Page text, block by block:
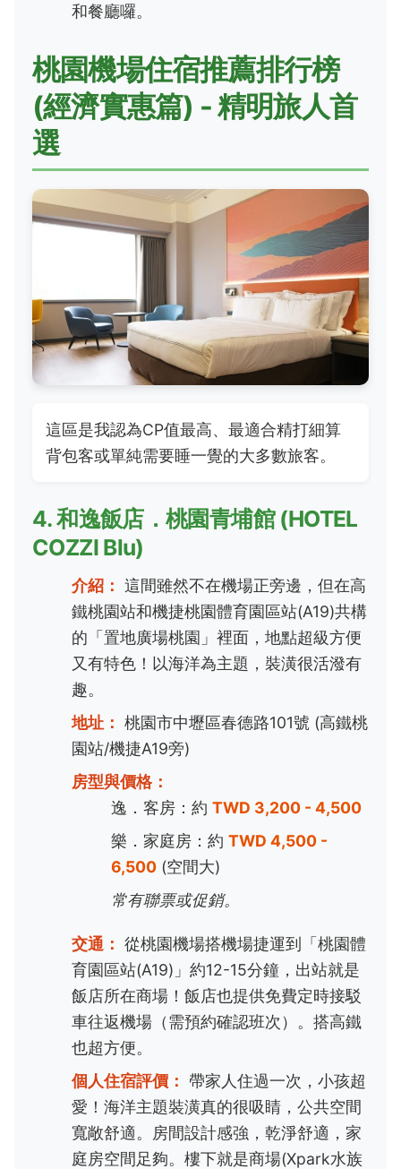
和餐廳囉。
桃園機場住宿推薦排行榜
(經濟實惠篇) - 精明旅人首
選
這區是我認為CP值最高、最適合精打細算
背包客或單純需要睡一覺的大多數旅客。
4. 和逸飯店．桃園青埔館 (HOTEL
COZZI Blu)
介紹： 這間雖然不在機場正旁邊，但在高
鐵桃園站和機捷桃園體育園區站(A19)共構
的「置地廣場桃園」裡面，地點超級方便
又有特色！以海洋為主題，裝潢很活潑有
趣。
地址： 桃園市中壢區春德路101號 (高鐵桃
園站/機捷A19旁)
房型與價格：
逸．客房：約 TWD 3,200 - 4,500
樂．家庭房：約 TWD 4,500 -
6,500 (空間大)
常有聯票或促銷。
交通： 從桃園機場搭機場捷運到「桃園體
育園區站(A19)」約12-15分鐘，出站就是
飯店所在商場！飯店也提供免費定時接駁
車往返機場（需預約確認班次）。搭高鐵
也超方便。
個人住宿評價：
帶家人住過一次，小孩超
愛！海洋主題裝潢真的很吸睛，公共空間
寬敞舒適。房間設計感強，乾淨舒適，家
庭房空間足夠。樓下就是商場(Xpark水族